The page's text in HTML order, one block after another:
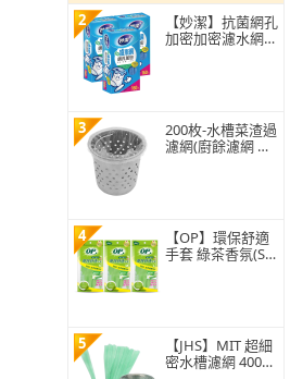
2
【妙潔】抗菌網孔
加密加密濾水網-
3
200枚-水槽菜渣過
濾網(廚餘濾網 菜
4
【OP】環保舒適
手套 綠茶香氛(S/
5
【JHS】MIT 超細
密水槽濾網 400入